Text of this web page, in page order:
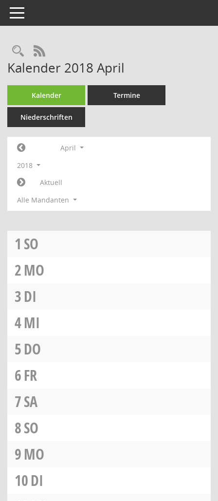
Toggle navigation
Rechercheauswahl
RSS-Feed
Kalender 2018 April
Kalender Termine
Niederschriften
April
2018
Aktuell
Alle Mandanten
1 SO
2MO
3DI
4MI
5DO
6FR
7SA
8SO
9MO
10DI